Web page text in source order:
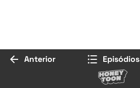
Anterior Episódios